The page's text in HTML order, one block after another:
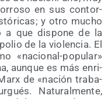
en sus con­tor­
y otro mucho
a que dis­po­ne de la
de la vio­len­cia. El
«nacio­nal-popu­lar»
aun­que es más enri­
de «nación tra­ba­
Natu­ral­men­te,